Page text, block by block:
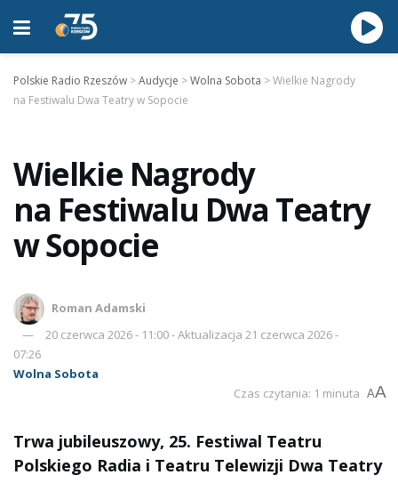
Polskie Radio Rzeszów >Audycje >Wolna Sobota >Wielkie Nagrody
na Festiwalu Dwa Teatry w Sopocie
Wielkie Nagrody
na Festiwalu Dwa Teatry
w Sopocie
Roman Adamski
20 czerwca 2026 - 11:00 - Aktualizacja 21 czerwca 2026 -
07:26
Wolna Sobota
Czas czytania: 1 minuta AA
Trwa jubileuszowy, 25. Festiwal Teatru
Polskiego Radia i Teatru Telewizji Dwa Teatry